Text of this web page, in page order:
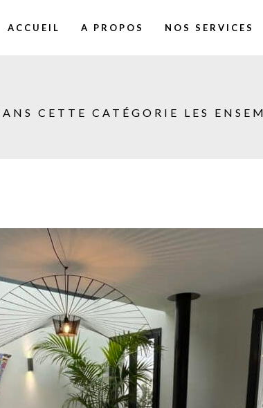
ACCUEIL A PROPOS NOS SERVICES
CETTE CATÉGORIE LES